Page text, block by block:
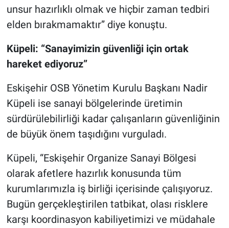
unsur hazırlıklı olmak ve hiçbir zaman tedbiri
elden bırakmamaktır” diye konuştu.
Küpeli: “Sanayimizin güvenliği için ortak
hareket ediyoruz”
Eskişehir OSB Yönetim Kurulu Başkanı Nadir
Küpeli ise sanayi bölgelerinde üretimin
sürdürülebilirliği kadar çalışanların güvenliğinin
de büyük önem taşıdığını vurguladı.
Küpeli, “Eskişehir Organize Sanayi Bölgesi
olarak afetlere hazırlık konusunda tüm
kurumlarımızla iş birliği içerisinde çalışıyoruz.
Bugün gerçekleştirilen tatbikat, olası risklere
karşı koordinasyon kabiliyetimizi ve müdahale